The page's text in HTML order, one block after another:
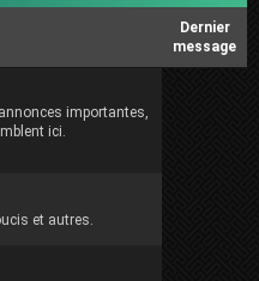
Dernier
message
importantes,
ici.
et autres.